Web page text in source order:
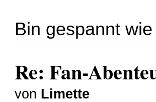
Bin gespannt
Re: Fan-
von Limette